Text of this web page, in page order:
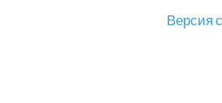
Версия